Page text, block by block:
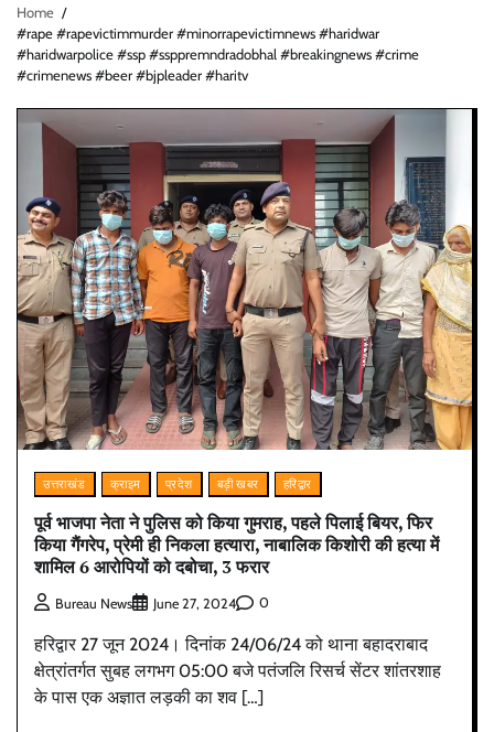
Home
#rape #rapevictimmurder #minorrapevictimnews #haridwar
#haridwarpolice #ssp #ssppremndradobhal #breakingnews #crime
#crimenews #beer #bjpleader #haritv
उत्तराखंड क्राइम प्रदेश बड़ी खबर हरिद्वार
पूर्व भाजपा नेता ने पुलिस को किया गुमराह, पहले पिलाई बियर, फिर
किया गैंगरेप, प्रेमी ही निकला हत्यारा, नाबालिक किशोरी की हत्या में
शामिल 6 आरोपियों को दबोचा, 3 फरार
Bureau News June 27, 2024 0
हरिद्वार 27 जून 2024‌। दिनांक 24/06/24 को थाना बहादराबाद
क्षेत्रांतर्गत सुबह लगभग 05:00 बजे पतंजलि रिसर्च सेंटर शांतरशाह
के पास एक अज्ञात लड़की का शव […]